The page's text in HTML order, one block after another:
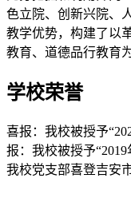
色立院、创新兴院、
教学优势，构建了以
教育、道德品行教育
学校荣誉
喜报：我校被授予
报：我校被授予
我校党支部喜登吉安